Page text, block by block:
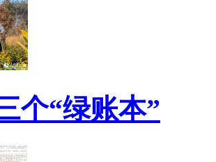
个“绿账本”